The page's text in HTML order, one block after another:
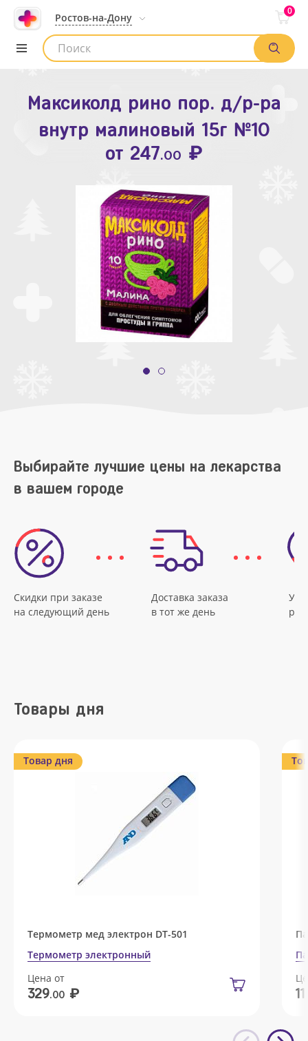
Ростов-на-Дону
0
Список аптек
Максиколд рино пор. д/р-ра
внутр малиновый 15г №10
от 247.00 ₽
Зодак таб. п.п.о. 10мг №10
от109.80 ₽
Выбирайте лучшие цены на лекарства
в вашем городе
Скидки при заказе
на следующий день
Доставка заказа
в тот же день
Товары дня
Товар дня
Термометр мед электрон DT-501
Термометр электронный
Цена от
329.00 ₽ 11